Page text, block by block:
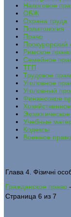
Налоговое
ОБЖ
Охрана труда
Политология
Право
Прокурорский
Римское право
Семейное
ТГП
Трудовое
Уголовное
Уголовный
Финансовое
Учебные
Кодексы
Военное право
Глава 4. Фізичні
Гражданское право -
Страница 6 из 7